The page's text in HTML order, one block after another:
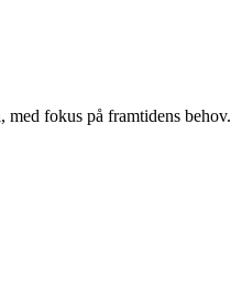
fokus på framtidens behov.